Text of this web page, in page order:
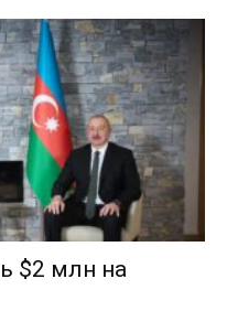
$2 млн на